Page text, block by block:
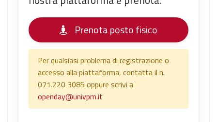
Prenota posto fisico
Per qualsiasi problema di registrazione o
accesso alla piattaforma, contatta il n.
071.220 3085 oppure scrivi a
openday@univpm.it